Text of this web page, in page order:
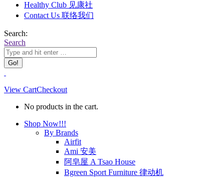
Healthy Club 见康社
Contact Us 联络我们
Search:
Search
View CartCheckout
No products in the cart.
Shop Now!!!
By Brands
Airfit
Ami 安美
阿皂屋 A Tsao House
Bgreen Sport Furniture 律动机